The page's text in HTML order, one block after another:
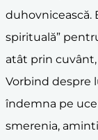
duhovnicească.
spirituală”
atât prin
Vorbind despre
îndemna pe
smerenia,